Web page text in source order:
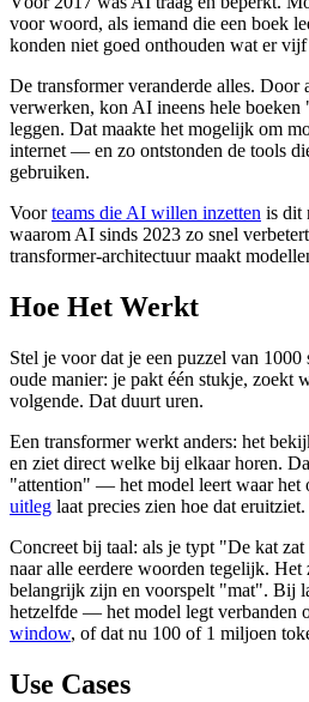
voor woord, als iemand die een boek
konden niet goed onthouden wat er
De transformer veranderde alles. Door
verwerken, kon AI ineens hele boeken
leggen. Dat maakte het mogelijk om
internet — en zo ontstonden de tools
gebruiken.
Voorteams die AI willen inzetten is dit
waarom AI sinds 2023 zo snel
transformer-architectuur maakt
Hoe Het Werkt
Stel je voor dat je een puzzel van
oude manier: je pakt één stukje, zoekt
volgende. Dat duurt uren.
Een transformer werkt anders: het
en ziet direct welke bij elkaar horen.
"attention" — het model leert waar het
uitleg laat precies zien hoe dat eruitziet.
Concreet bij taal: als je typt "De kat
naar alle eerdere woorden tegelijk.
belangrijk zijn en voorspelt "mat". Bij
hetzelfde — het model legt verbanden
window, of dat nu 100 of 1 miljoen
Use Cases